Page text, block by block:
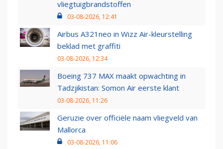
vliegtuigbrandstoffen
03-08-2026, 12:41
Airbus A321neo in Wizz Air-kleurstelling
beklad met graffiti
03-08-2026, 12:34
Boeing 737 MAX maakt opwachting in
Tadzjikistan: Somon Air eerste klant
03-08-2026, 11:26
Geruzie over officiële naam vliegveld van
Mallorca
03-08-2026, 11:06